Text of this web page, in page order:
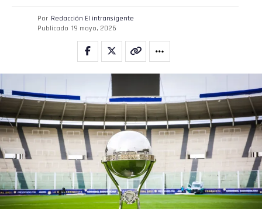
Por Redacción El intransigente
Publicado 19 mayo, 2026